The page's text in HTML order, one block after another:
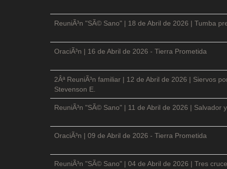
ReuniÃ³n "SÃ© Sano" | 18 de Abril de 2026 | Tumba
OraciÃ³n | 16 de Abril de 2026 - Tierra Prometida
2Âª ReuniÃ³n familiar | 12 de Abril de 2026 | Siervos
Stevenson E.
ReuniÃ³n "SÃ© Sano" | 11 de Abril de 2026 | Salvador
OraciÃ³n | 09 de Abril de 2026 - Tierra Prometida
ReuniÃ³n "SÃ© Sano" | 04 de Abril de 2026 | Tres